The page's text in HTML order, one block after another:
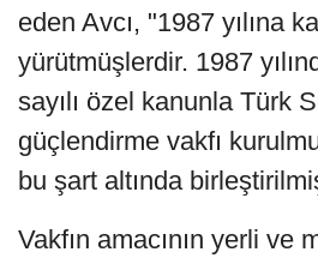
eden Avcı, "1987 yılına
yürütmüşlerdir. 1987
sayılı özel kanunla Türk
güçlendirme vakfı
bu şart altında
Vakfın amacının yerli ve